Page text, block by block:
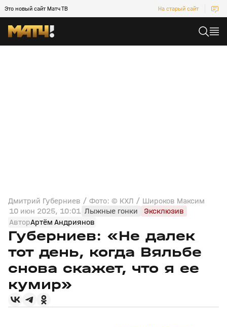
Это новый сайт Матч ТВ На старый сайт
Дмитрий Губерниев / Фото: © КХЛ / Широков Максим
10 июн 2025, 10:01 Лыжные гонки
Эксклюзив
АвторАртём Андриянов
Губерниев: «Не далек
тот день, когда Вяльбе
снова скажет, что я ее
кумир»